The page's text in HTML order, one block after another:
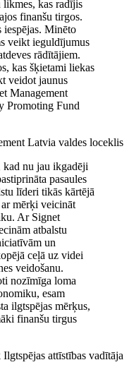
likmes, kas radījis
finanšu tirgos.
iespējas. Minēto
veikt ieguldījumus
rādītājiem.
kas šķietami liekas
veidot jaunus
Management
Promoting Fund
Latvia valdes loceklis
kad nu jau ikgadēji
pasaules
līderi tikās kārtējā
mērķi veicināt
Ar Signet
atbalstu
un
ceļā uz videi
veidošanu.
nozīmīga loma
esam
ilgtspējas mērķus,
finanšu tirgus
attīstības vadītāja